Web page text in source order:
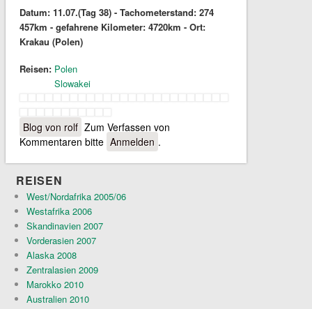
Datum: 11.07.(Tag 38) - Tachometerstand: 274
457km - gefahrene Kilometer: 4720km - Ort:
Krakau (Polen)
Reisen: Polen
Slowakei
Blog von rolf Zum Verfassen von
Kommentaren bitte Anmelden .
REISEN
West/Nordafrika 2005/06
Westafrika 2006
Skandinavien 2007
Vorderasien 2007
Alaska 2008
Zentralasien 2009
Marokko 2010
Australien 2010